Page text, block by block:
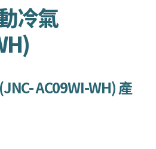
冷氣
AC09WI-WH) 產